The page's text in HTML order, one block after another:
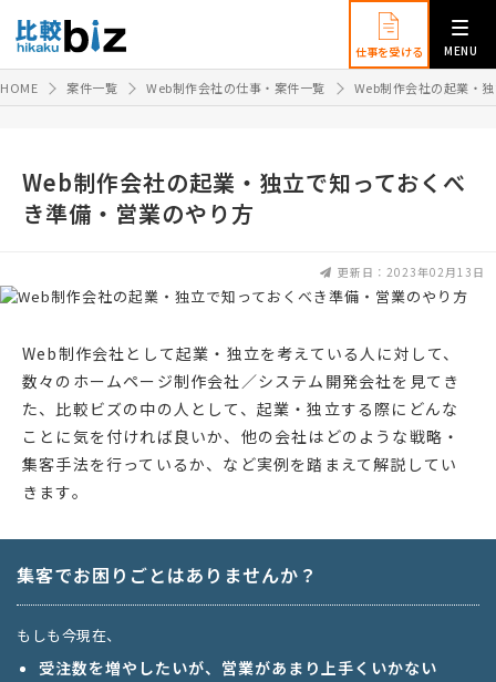
仕事を受ける MENU
HOME 案件一覧 Web制作会社の仕事・案件一覧 Web制作会社の起業・
Web制作会社の起業・独立で知っておくべ
き準備・営業のやり方
更新日：2023年02月13日
Web制作会社として起業・独立を考えている人に対して、
数々のホームページ制作会社／システム開発会社を見てき
た、比較ビズの中の人として、起業・独立する際にどんな
ことに気を付ければ良いか、他の会社はどのような戦略・
集客手法を行っているか、など実例を踏まえて解説してい
きます。
集客でお困りごとはありませんか？
もしも今現在、
受注数を増やしたいが、営業があまり上手くいかない